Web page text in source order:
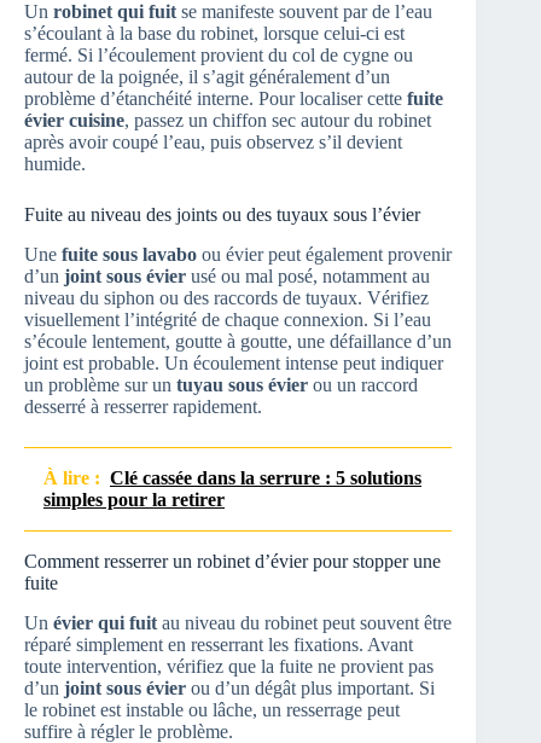
Un robinet qui fuit se manifeste souvent par de l’eau
s’écoulant à la base du robinet, lorsque celui-ci est
fermé. Si l’écoulement provient du col de cygne ou
autour de la poignée, il s’agit généralement d’un
problème d’étanchéité interne. Pour localiser cette fuite
évier cuisine, passez un chiffon sec autour du robinet
après avoir coupé l’eau, puis observez s’il devient
humide.
Fuite au niveau des joints ou des tuyaux sous l’évier
Une fuite sous lavabo ou évier peut également provenir
d’un joint sous évier usé ou mal posé, notamment au
niveau du siphon ou des raccords de tuyaux. Vérifiez
visuellement l’intégrité de chaque connexion. Si l’eau
s’écoule lentement, goutte à goutte, une défaillance d’un
joint est probable. Un écoulement intense peut indiquer
un problème sur un tuyau sous évier ou un raccord
desserré à resserrer rapidement.
À lire : Clé cassée dans la serrure : 5 solutions
simples pour la retirer
Comment resserrer un robinet d’évier pour stopper une
fuite
Un évier qui fuit au niveau du robinet peut souvent être
réparé simplement en resserrant les fixations. Avant
toute intervention, vérifiez que la fuite ne provient pas
d’un joint sous évier ou d’un dégât plus important. Si
le robinet est instable ou lâche, un resserrage peut
suffire à régler le problème.